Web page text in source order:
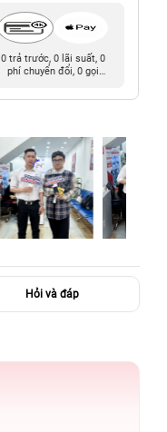
0 trả trước, 0 lãi suất, 0
phí chuyển đổi, 0 gọi
Hỏi và đáp